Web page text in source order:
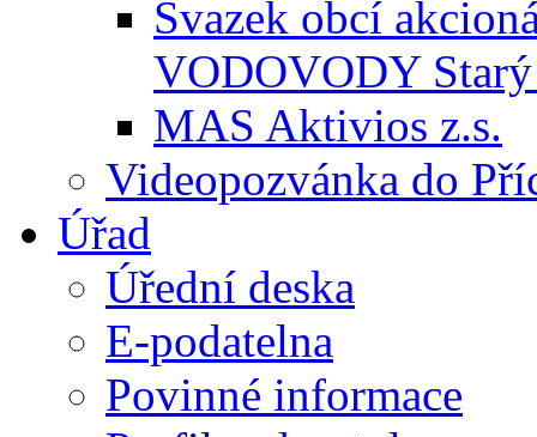
Svazek obcí
VODOVODY Starý
MAS Aktivios z.s.
Videopozvánka do
Úřad
Úřední deska
E-podatelna
Povinné informace